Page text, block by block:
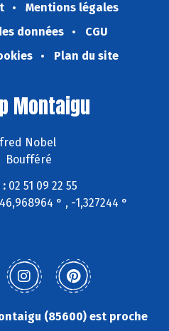
Mentions légales
données
CGU
Plan du site
Montaigu
Nobel
Boufféré
: 02 51 09 22 55
° , -1,327244 °
(85600) est proche